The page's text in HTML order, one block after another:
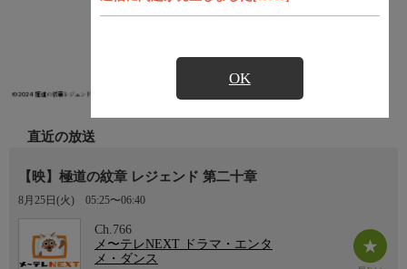
OK
直近の放送
【映】極道の紋章 レジェンド 第二十章
8月25日(火) 05:25〜06:40
Ch.766
メ〜テレNEXT ドラマ・エンタ
メ・ダンス